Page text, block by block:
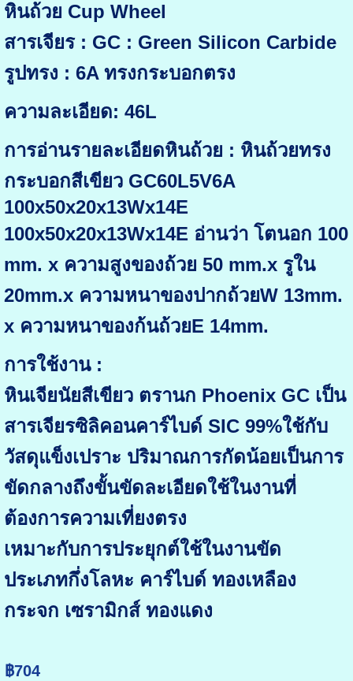
หินถ้วย Cup Wheel
สารเจียร : GC : Green Silicon Carbide
รูปทรง : 6A ทรงกระบอกตรง
ความละเอียด: 46L
การอ่านรายละเอียดหินถ้วย : หินถ้วยทรง
กระบอกสีเขียว GC60L5V6A
100x50x20x13Wx14E
100x50x20x13Wx14E อ่านว่า โตนอก 100
mm. x ความสูงของถ้วย 50 mm.x รูใน
20mm.x ความหนาของปากถ้วยW 13mm.
x ความหนาของก้นถ้วยE 14mm.
การใช้งาน :
หินเจียนัยสีเขียว ตรานก Phoenix GC เป็น
สารเจียรซิลิคอนคาร์ไบด์ SIC 99%ใช้กับ
วัสดุแข็งเปราะ ปริมาณการกัดน้อยเป็นการ
ขัดกลางถึงขั้นขัดละเอียดใช้ในงานที่
ต้องการความเที่ยงตรง
เหมาะกับการประยุกต์ใช้ในงานขัด
ประเภทกึ่งโลหะ คาร์ไบด์ ทองเหลือง
กระจก เซรามิกส์ ทองแดง
฿704